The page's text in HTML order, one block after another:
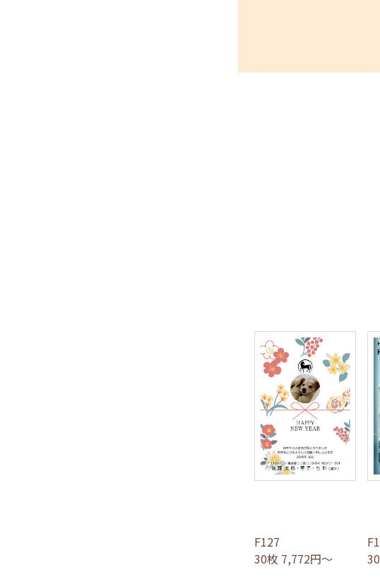
F127
30枚 7,772円～